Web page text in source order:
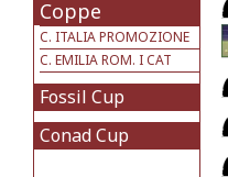
Coppe
C. ITALIA PROMOZIONE
C. EMILIA ROM. I CAT
Fossil Cup
Conad Cup